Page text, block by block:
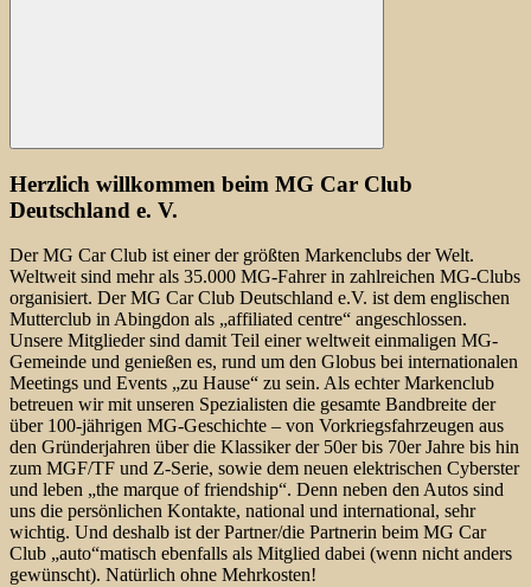
Suchen
Herzlich willkommen beim MG Car Club
Deutschland e. V.
Der MG Car Club ist einer der größten Markenclubs der Welt.
Weltweit sind mehr als 35.000 MG-Fahrer in zahlreichen MG-Clubs
organisiert. Der MG Car Club Deutschland e.V. ist dem englischen
Mutterclub in Abingdon als „affiliated centre“ angeschlossen.
Unsere Mitglieder sind damit Teil einer weltweit einmaligen MG-
Gemeinde und genießen es, rund um den Globus bei internationalen
Meetings und Events „zu Hause“ zu sein. Als echter Markenclub
betreuen wir mit unseren Spezialisten die gesamte Bandbreite der
über 100-jährigen MG-Geschichte – von Vorkriegsfahrzeugen aus
den Gründerjahren über die Klassiker der 50er bis 70er Jahre bis hin
zum MGF/TF und Z-Serie, sowie dem neuen elektrischen Cyberster
und leben „the marque of friendship“. Denn neben den Autos sind
uns die persönlichen Kontakte, national und international, sehr
wichtig. Und deshalb ist der Partner/die Partnerin beim MG Car
Club „auto“matisch ebenfalls als Mitglied dabei (wenn nicht anders
gewünscht). Natürlich ohne Mehrkosten!